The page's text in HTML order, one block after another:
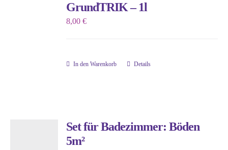
auf.
auf
werden
GrundTRIK – 1l
8,00€
In den Warenkorb Details
Set für Badezimmer: Böden
5m²